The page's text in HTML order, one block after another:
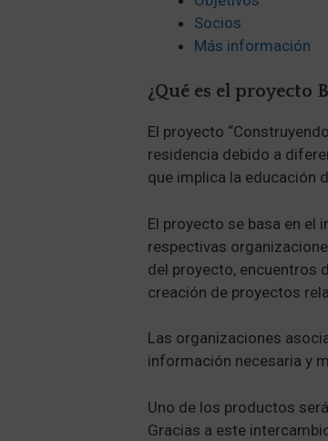
Socios
Más información
¿Qué es el proyecto
El proyecto
residencia debido a
que implica la educación
El proyecto se basa en el
respectivas
del proyecto, encuentros
creación de proyectos
Las organizaciones
información necesaria y
Uno de los productos
Gracias a este